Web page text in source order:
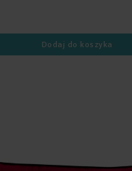
Dodaj do koszyka